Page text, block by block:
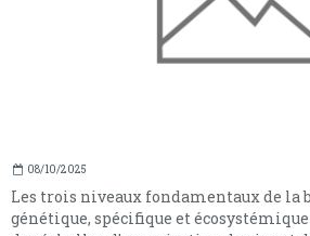
08/10/2025
Les trois niveaux fondamentaux de la
génétique, spécifique et